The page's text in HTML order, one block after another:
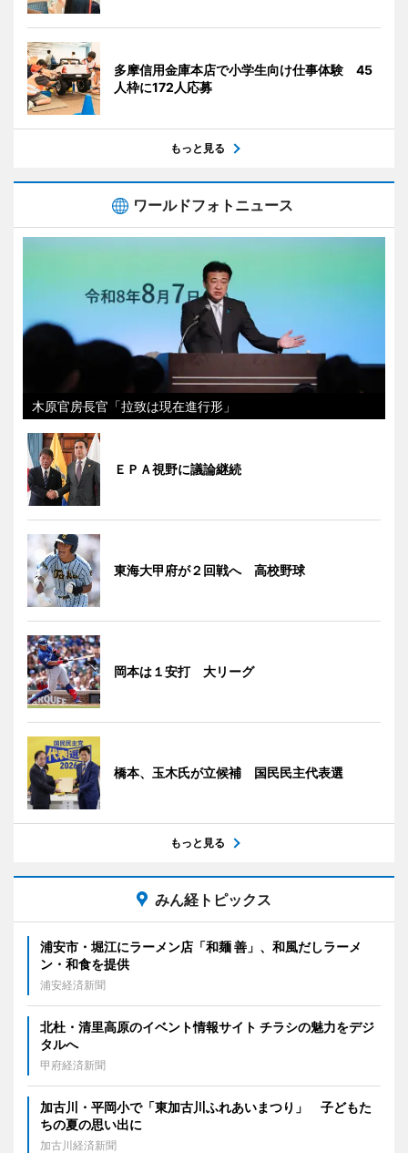
多摩信用金庫本店で小学生向け仕事体験 45
人枠に172人応募
もっと見る
ワールドフォトニュース
木原官房長官「拉致は現在進行形」
ＥＰＡ視野に議論継続
東海大甲府が２回戦へ 高校野球
岡本は１安打 大リーグ
橋本、玉木氏が立候補 国民民主代表選
もっと見る
みん経トピックス
浦安市・堀江にラーメン店「和麺 善」、和風だしラーメ
ン・和食を提供
浦安経済新聞
北杜・清里高原のイベント情報サイト チラシの魅力をデジ
タルへ
甲府経済新聞
加古川・平岡小で「東加古川ふれあいまつり」 子どもた
ちの夏の思い出に
加古川経済新聞